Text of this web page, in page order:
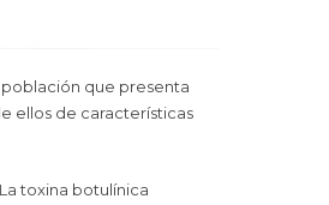
población que presenta
ellos de características
toxina botulínica